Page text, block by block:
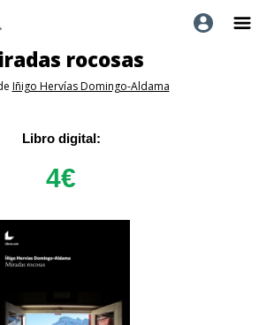
rocosas
Iñigo Hervías Domingo-Aldama
Libro digital:
4€